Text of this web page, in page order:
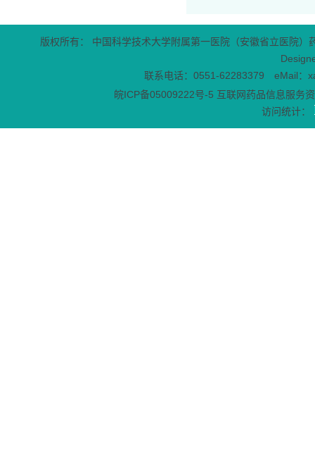
版权所有： 中国科学技术大学附属第一医院（安徽省立医院
联系电话：0551-62283379 eMail：
皖ICP备05009222号-5 互联网药品信息服务
访问统计：